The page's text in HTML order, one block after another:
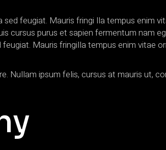
feugiat. Mauris fringi lla tempus enim
cursus purus et sapien fermentum nam
Mauris fringilla tempus enim vitae
Nullam ipsum felis, cursus at mauris ut,